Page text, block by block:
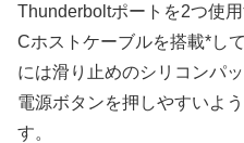
Thunderboltポートを2つ使
Cホストケーブルを搭載*し
には滑り止めのシリコンパ
電源ボタンを押しやすいよ
す。